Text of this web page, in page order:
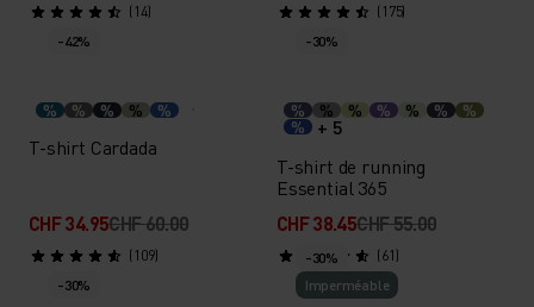
(14)
(175)
-42%
% % % % %
T-shirt Cardada
CHF 34.95CHF 60.00
(109)
-30%
% % % % % %
%
%
+ 5
T-shirt de running
Essential 365
CHF 38.45CHF 55.00
(61)
-30%
-30%
Imperméable